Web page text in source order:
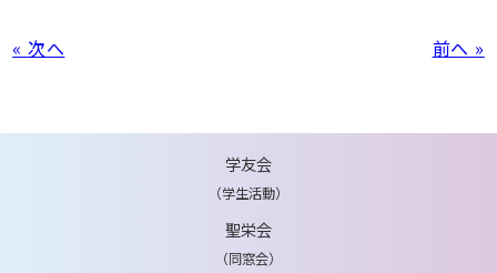
« 次へ 前へ »
学友会
（学生活動）
聖栄会
（同窓会）